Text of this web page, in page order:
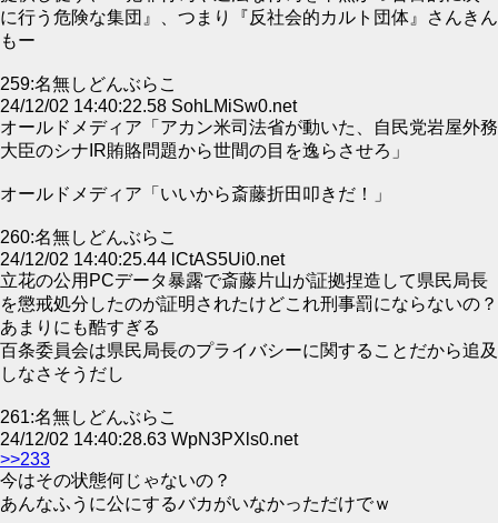
に行う危険な集団』、つまり『反社会的カルト団体』さんきん
もー
259:名無しどんぶらこ
24/12/02 14:40:22.58 SohLMiSw0.net
オールドメディア「アカン米司法省が動いた、自民党岩屋外務
大臣のシナIR賄賂問題から世間の目を逸らさせろ」
オールドメディア「いいから斎藤折田叩きだ！」
260:名無しどんぶらこ
24/12/02 14:40:25.44 lCtAS5Ui0.net
立花の公用PCデータ暴露で斎藤片山が証拠捏造して県民局長
を懲戒処分したのが証明されたけどこれ刑事罰にならないの？
あまりにも酷すぎる
百条委員会は県民局長のプライバシーに関することだから追及
しなさそうだし
261:名無しどんぶらこ
24/12/02 14:40:28.63 WpN3PXls0.net
>>233
今はその状態何じゃないの？
あんなふうに公にするバカがいなかっただけでｗ